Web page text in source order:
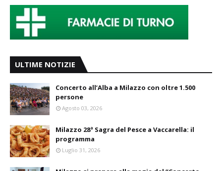
ULTIME NOTIZIE
Concerto all’Alba a Milazzo con oltre 1.500
persone
Agosto 03, 2026
Milazzo 28ª Sagra del Pesce a Vaccarella: il
programma
Luglio 31, 2026